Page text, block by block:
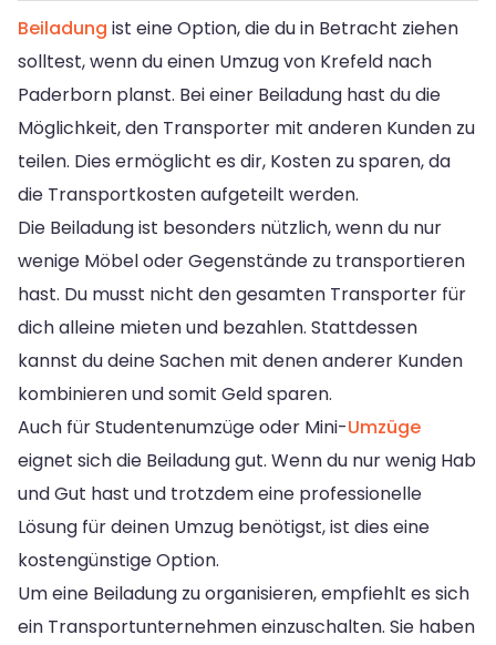
Beiladung ist eine Option, die du in Betracht ziehen
solltest, wenn du einen Umzug von Krefeld nach
Paderborn planst. Bei einer Beiladung hast du die
Möglichkeit, den Transporter mit anderen Kunden zu
teilen. Dies ermöglicht es dir, Kosten zu sparen, da
die Transportkosten aufgeteilt werden.
Die Beiladung ist besonders nützlich, wenn du nur
wenige Möbel oder Gegenstände zu transportieren
hast. Du musst nicht den gesamten Transporter für
dich alleine mieten und bezahlen. Stattdessen
kannst du deine Sachen mit denen anderer Kunden
kombinieren und somit Geld sparen.
Auch für Studentenumzüge oder Mini-Umzüge
eignet sich die Beiladung gut. Wenn du nur wenig Hab
und Gut hast und trotzdem eine professionelle
Lösung für deinen Umzug benötigst, ist dies eine
kostengünstige Option.
Um eine Beiladung zu organisieren, empfiehlt es sich
ein Transportunternehmen einzuschalten. Sie haben